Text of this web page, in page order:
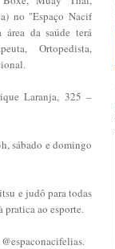
no "Espaço Nacif
da saúde terá
Ortopedista,
Laranja, 325 –
sábado e domingo
e judô para todas
pratica ao esporte.